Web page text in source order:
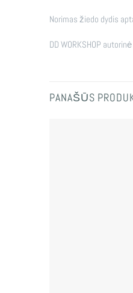
Norimas žiedo dydis
DD WORKSHOP
PANAŠŪS